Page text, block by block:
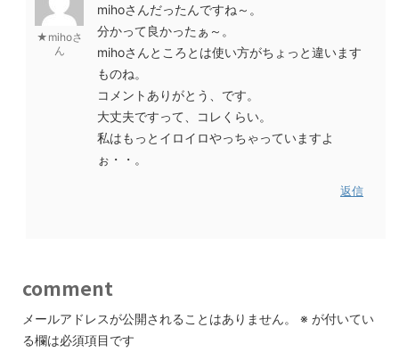
★mihoさ
ん
mihoさんだったんですね～。
分かって良かったぁ～。
mihoさんところとは使い方がちょっと違います
ものね。
コメントありがとう、です。
大丈夫ですって、コレくらい。
私はもっとイロイロやっちゃっていますよ
ぉ・・。
返信
comment
メールアドレスが公開されることはありません。 ※ が付いてい
る欄は必須項目です